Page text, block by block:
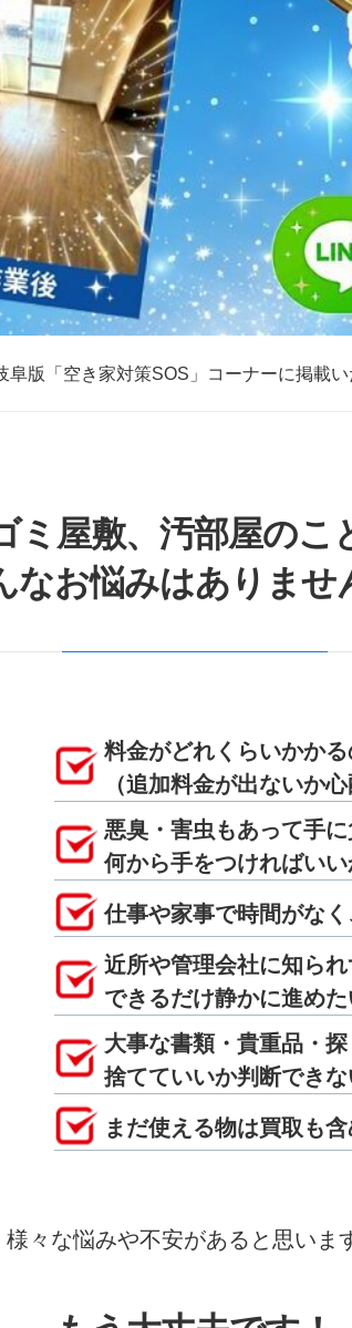
けのアイワクリーン
阜版「空き家対策SOS」コーナーに掲載
けのアイワクリーン
ミ屋敷、汚部屋のこ
なお悩みはありませ
料金がどれくらいかか
（追加料金が出ないか心
悪臭・害虫もあって手に
何から手をつければい
仕事や家事で時間がな
近所や管理会社に知られ
できるだけ静かに進めた
大事な書類・貴重品・探
捨てていいか判断できな
まだ使える物は買取も
様々な悩みや不安があると思いま